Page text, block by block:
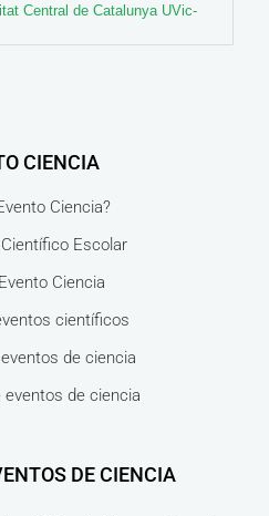
Central de Catalunya UVic-
CIENCIA
Ciencia?
Escolar
Ciencia
científicos
de ciencia
eventos de ciencia
DE CIENCIA